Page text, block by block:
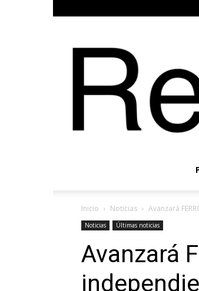
Inicio Noticias Avanzará
Noticias Últimas noticias
Avanzará